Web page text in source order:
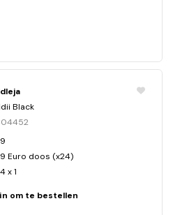
Black
Euro doos (x24)
x 1
om te bestellen